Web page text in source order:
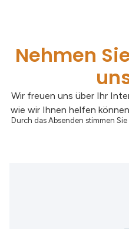
Nehmen
Wir freuen uns über Ihr
wie wir Ihnen helfen
Durch das Absenden stimmen